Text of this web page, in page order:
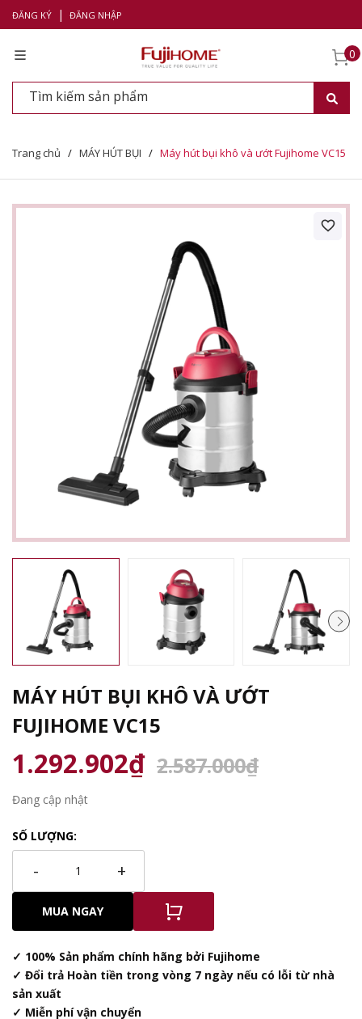
ĐĂNG KÝ | ĐĂNG NHẬP
0
Trang chủ / MÁY HÚT BỤI / Máy hút bụi khô và ướt Fujihome VC15
MÁY HÚT BỤI KHÔ VÀ ƯỚT
FUJIHOME VC15
1.292.902₫ 2.587.000₫
Đang cập nhật
SỐ LƯỢNG:
- +
MUA NGAY
✓ 100% Sản phẩm chính hãng bởi Fujihome
✓ Đổi trả Hoàn tiền trong vòng 7 ngày nếu có lỗi từ nhà
sản xuất
✓ Miễn phí vận chuyển